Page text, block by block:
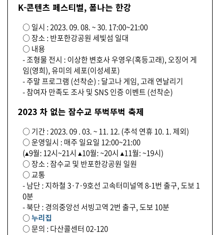
K-콘텐츠 페스티벌, 폼나는 한강
○ 일시 : 2023. 09. 08. ~ 30. 17:00~21:00
○ 장소 : 반포한강공원 세빛섬 일대
○ 내용
- 조형물 전시 : 이상한 변호사 우영우(혹등고래), 오징어 게
임(영희), 유미의 세포(이성세포)
- 주말 프로그램 (선착순) : 달고나 게임, 고래 연날리기
- 참여자 만족도 조사 및 SNS 인증 이벤트 (선착순)
2023 차 없는 잠수교 뚜벅뚜벅 축제
○ 기간 : 2023. 09 . 03. ~ 11. 12. (추석 연휴 10. 1. 제외)
○ 운영일시 : 매주 일요일 12:00~21:00
(▴9월: 12시~21시 ▴10월: ~20시 ▴11월: ~19시)
○ 장소 : 잠수교 및 반포한강공원 일원
○ 교통
- 남단 : 지하철 3·7·9호선 고속터미널역 8-1번 출구, 도보 1
0분
- 북단 : 경의중앙선 서빙고역 2번 출구, 도보 10분
○누리집
○ 문의 : 다산콜센터 02-120